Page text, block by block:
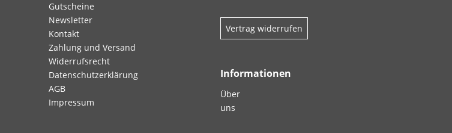
Gutscheine
Newsletter
Kontakt
Zahlung und Versand
Widerrufsrecht
Datenschutzerklärung
AGB
Impressum
Vertrag widerrufen
Informationen
Über
uns